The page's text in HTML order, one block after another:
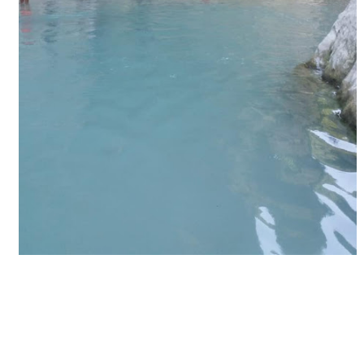
ΤΕΧΝΟΛΟΓΙΑ
ΔΙΕΘΝΗ